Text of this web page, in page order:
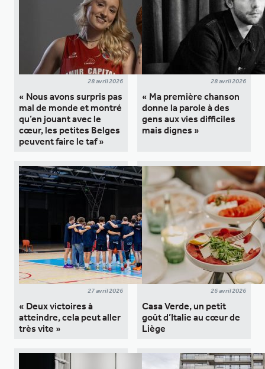
28 avril 2026
« Nous avons surpris pas
mal de monde et montré
qu’en jouant avec le
cœur, les petites Belges
peuvent faire le taf »
28 avril 2026
« Ma première chanson
donne la parole à des
gens aux vies difficiles
mais dignes »
27 avril 2026
« Deux victoires à
atteindre, cela peut aller
très vite »
26 avril 2026
Casa Verde, un petit
goût d’Italie au cœur de
Liège